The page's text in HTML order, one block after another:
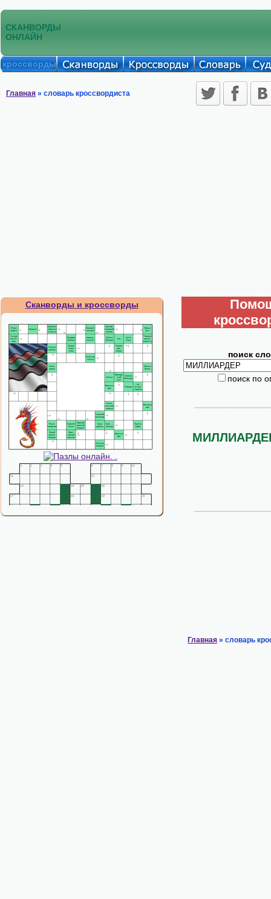
СКАНВОРДЫ
ОНЛАЙН
кроссворды
Главная » словарь кроссвордиста
Сканворды и кроссворды
поиск
поиск по
Главная » словарь